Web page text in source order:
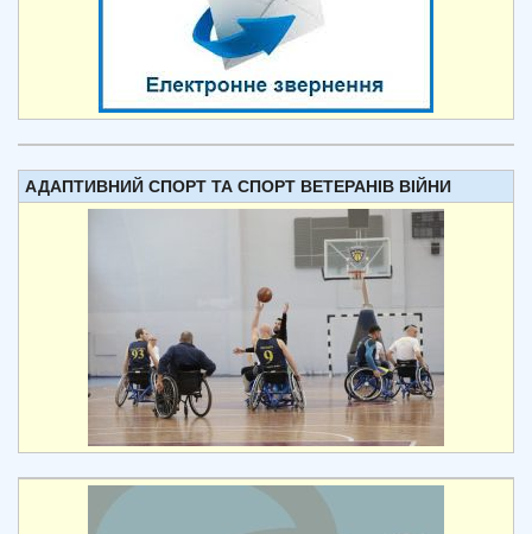
АДАПТИВНИЙ СПОРТ ТА СПОРТ ВЕТЕРАНІВ ВІЙНИ